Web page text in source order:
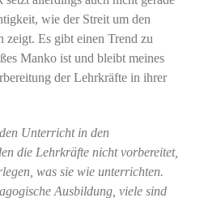
wie der Streit um den
zeigt. Es gibt einen Trend zu
Manko ist und bleibt meines
der Lehrkräfte in ihrer
Unterricht in den
die Lehrkräfte nicht vorbereitet,
was sie wie unterrichten.
Ausbildung, viele sind